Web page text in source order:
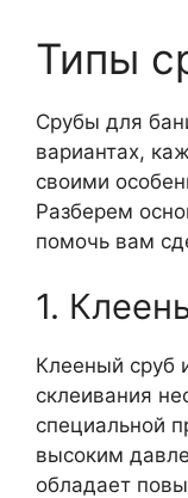
Типы
Срубы для
вариантах,
своими
Разберем
помочь вам
1.
Клееный сруб
склеивания
специальной
высоким
обладает